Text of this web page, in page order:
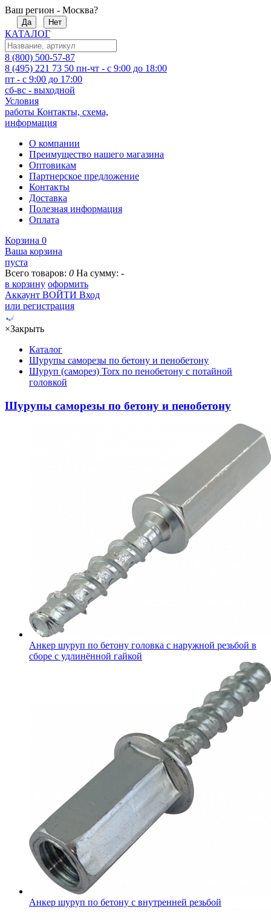
Ваш регион - Москва?
Да Нет
КАТАЛОГ
8 (800) 500-57-87
8 (495) 221 73 50 пн-чт - с 9:00 до 18:00
пт - с 9:00 до 17:00
сб-вс - выходной
Условия
работы Контакты, схема,
информация
О компании
Преимущество нашего магазина
Оптовикам
Партнерское предложение
Контакты
Доставка
Полезная информация
Оплата
Корзина 0
Ваша корзина
пуста
Всего товаров: 0 На сумму: -
в корзину оформить
Аккаунт ВОЙТИ Вход
или регистрация
×Закрыть
Каталог
Шурупы саморезы по бетону и пенобетону
Шуруп (саморез) Torx по пенобетону с потайной
головкой
Шурупы саморезы по бетону и пенобетону
Анкер шуруп по бетону головка с наружной резьбой в
сборе с удлинённой гайкой
Анкер шуруп по бетону с внутренней резьбой